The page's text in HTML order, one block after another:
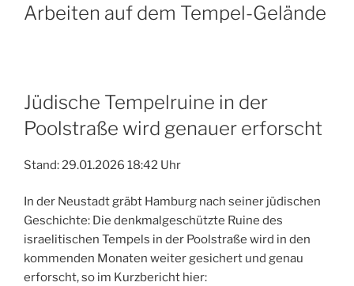
Arbeiten auf dem Tempel-Gelände
Jüdische Tempelruine in der
Poolstraße wird genauer erforscht
Stand: 29.01.2026 18:42 Uhr
In der Neustadt gräbt Hamburg nach seiner jüdischen
Geschichte: Die denkmalgeschützte Ruine des
israelitischen Tempels in der Poolstraße wird in den
kommenden Monaten weiter gesichert und genau
erforscht, so im Kurzbericht hier: